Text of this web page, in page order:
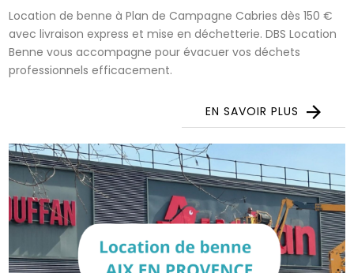
Location de benne à Plan de Campagne Cabries dès 150 €
avec livraison express et mise en déchetterie. DBS Location
Benne vous accompagne pour évacuer vos déchets
professionnels efficacement.
EN SAVOIR PLUS